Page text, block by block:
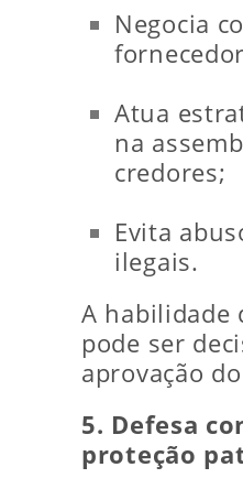
Negocia
Atua
na
credores;
Evita
ilegais.
A habilidade
pode ser
aprovação
5. Defesa
proteção